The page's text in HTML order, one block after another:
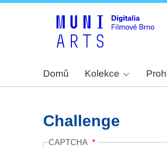
Domů Kolekce
Challenge
CAPTCHA